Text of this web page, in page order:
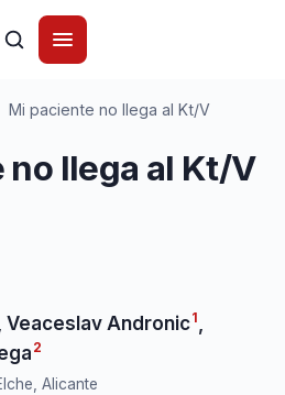
Mi paciente no llega al Kt/V
llega al Kt/V
Veaceslav Andronic1
2
Alicante